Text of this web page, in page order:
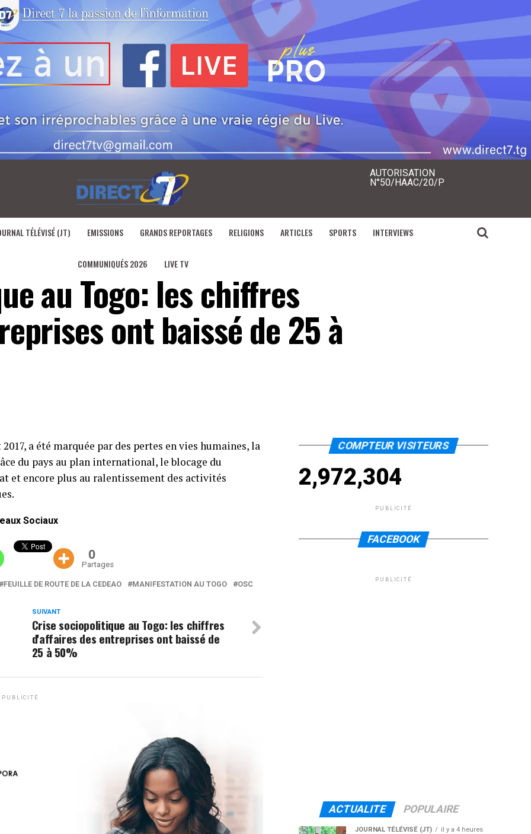
AUTORISATION
N°50/HAAC/20/P
TÉLÉVISÉ (JT) EMISSIONS GRANDS REPORTAGES RELIGIONS ARTICLES SPORTS INTERVIEWS
COMMUNIQUÉS 2026 LIVE TV
au Togo: les chiffres
ont baissé de 25 à
a été marquée par des pertes en vies humaines, la
du pays au plan international, le blocage du
et encore plus au ralentissement des activités
Sociaux
0
Partages
FEUILLE DE ROUTE DE LA CEDEAO MANIFESTATION AU TOGO OSC
SUIVANT
Crise sociopolitique au Togo: les chiffres
d'affaires des entreprises ont baissé de
25 à 50%
PUBLICITÉ
COMPTEUR VISITEURS
2,972,304
PUBLICITÉ
FACEBOOK
PUBLICITÉ
ACTUALITE POPULAIRE
JOURNAL TÉLÉVISÉ (JT) il y a 4 heures